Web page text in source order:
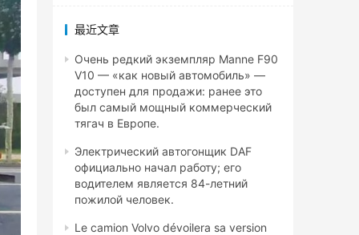
最近文章
Очень редкий экземпляр Manne F90
V10 — «как новый автомобиль» —
доступен для продажи: ранее это
был самый мощный коммерческий
тягач в Европе.
Электрический автогонщик DAF
официально начал работу; его
водителем является 84-летний
пожилой человек.
Le camion Volvo dévoilera sa version